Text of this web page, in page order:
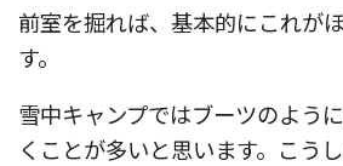
前室を掘れば、基本的にこれが
す。
雪中キャンプではブーツのよう
くことが多いと思います。こう